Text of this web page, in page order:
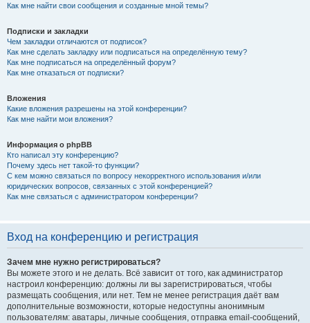
Как мне найти свои сообщения и созданные мной темы?
Подписки и закладки
Чем закладки отличаются от подписок?
Как мне сделать закладку или подписаться на определённую тему?
Как мне подписаться на определённый форум?
Как мне отказаться от подписки?
Вложения
Какие вложения разрешены на этой конференции?
Как мне найти мои вложения?
Информация о phpBB
Кто написал эту конференцию?
Почему здесь нет такой-то функции?
С кем можно связаться по вопросу некорректного использования и/или
юридических вопросов, связанных с этой конференцией?
Как мне связаться с администратором конференции?
Вход на конференцию и регистрация
Зачем мне нужно регистрироваться?
Вы можете этого и не делать. Всё зависит от того, как администратор
настроил конференцию: должны ли вы зарегистрироваться, чтобы
размещать сообщения, или нет. Тем не менее регистрация даёт вам
дополнительные возможности, которые недоступны анонимным
пользователям: аватары, личные сообщения, отправка email-сообщений,